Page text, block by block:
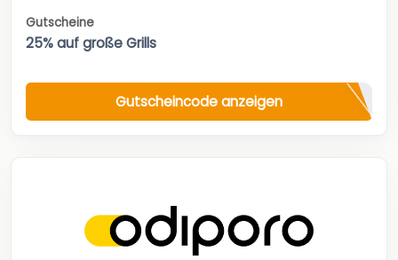
Gutscheine
25% auf große Grills
Gutscheincode anzeigen